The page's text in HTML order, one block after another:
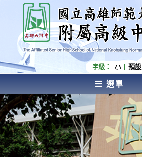
內
容
國立高雄師範大學附屬高級中學 Affiliated
High School of National Kaohsiung
University
字級： 小 預設
選單
AFFILIATED SENIOR HIGH
KAOHSIUNG NORMAL